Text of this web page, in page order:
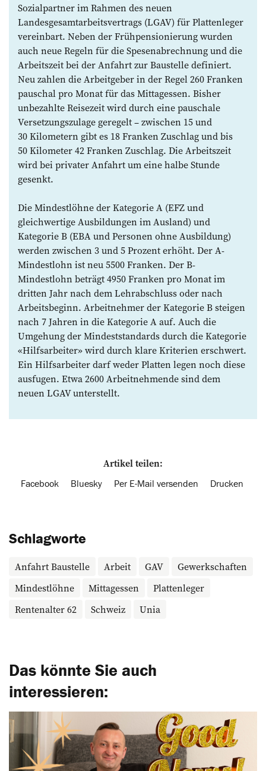
Sozialpartner im Rahmen des neuen
Landesgesamtarbeitsvertrags (LGAV) für Plattenleger
vereinbart. Neben der Frühpensionierung wurden
auch neue Regeln für die Spesenabrechnung und die
Arbeitszeit bei der Anfahrt zur Baustelle definiert.
Neu zahlen die Arbeitgeber in der Regel 260 Franken
pauschal pro Monat für das Mittagessen. Bisher
unbezahlte Reisezeit wird durch eine pauschale
Versetzungszulage geregelt – zwischen 15 und
30 Kilometern gibt es 18 Franken Zuschlag und bis
50 Kilometer 42 Franken Zuschlag. Die Arbeitszeit
wird bei privater Anfahrt um eine halbe Stunde
gesenkt.
Die Mindestlöhne der Kategorie A (EFZ und
gleichwertige Ausbildungen im Ausland) und
Kategorie B (EBA und Personen ohne Ausbildung)
werden zwischen 3 und 5 Prozent erhöht. Der A-
Mindestlohn ist neu 5500 Franken. Der B-
Mindestlohn beträgt 4950 Franken pro Monat im
dritten Jahr nach dem Lehrabschluss oder nach
Arbeitsbeginn. Arbeitnehmer der Kategorie B steigen
nach 7 Jahren in die Kategorie A auf. Auch die
Umgehung der Mindeststandards durch die Kategorie
«Hilfsarbeiter» wird durch klare Kriterien erschwert.
Ein Hilfsarbeiter darf weder Platten legen noch diese
ausfugen. Etwa 2600 Arbeitnehmende sind dem
neuen LGAV unterstellt.
Artikel teilen:
Facebook Bluesky Per E-Mail versenden Drucken
Schlagworte
Anfahrt Baustelle Arbeit GAV
Gewerkschaften
Mindestlöhne
Mittagessen
Plattenleger
Rentenalter 62
Schweiz Unia
Das könnte Sie auch
interessieren: